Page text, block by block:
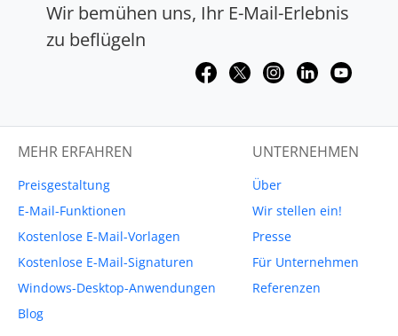
Wir bemühen uns, Ihr E-Mail-Erlebnis
zu beflügeln
MEHR ERFAHREN
Preisgestaltung
E-Mail-Funktionen
Kostenlose E-Mail-Vorlagen
Kostenlose E-Mail-Signaturen
Windows-Desktop-Anwendungen
Blog
UNTERNEHMEN
Über
Wir stellen ein!
Presse
Für Unternehmen
Referenzen